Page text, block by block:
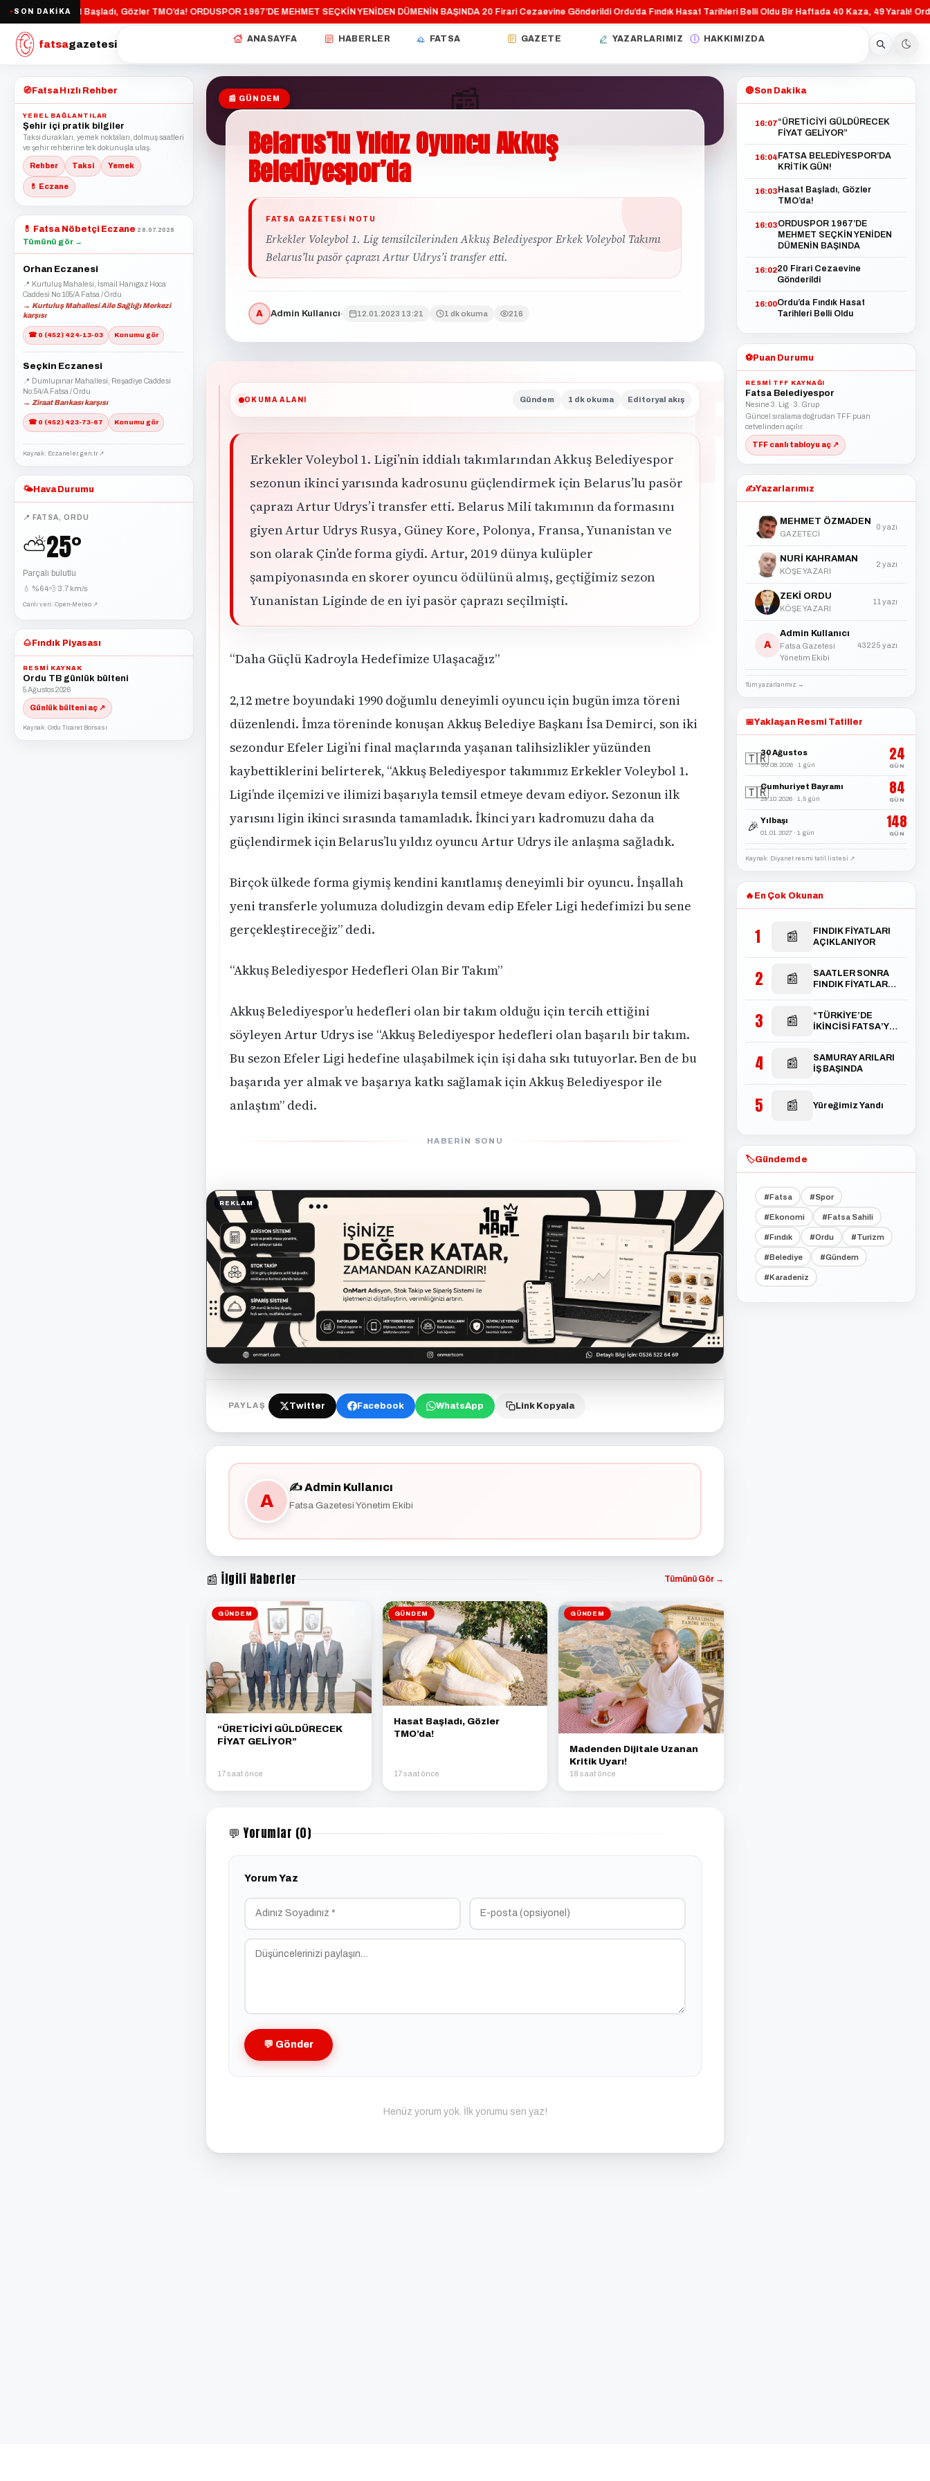
● SON DAKİKA
GÜN! ·Hasat Başladı, Gözler TMO’da!·ORDUSPOR 1967’DE MEHMET SEÇKİN YENİDEN DÜMENİN BAŞINDA·20 Firari Cezaevine Gönderildi·Ordu’da Fındık Hasat Tarihleri Belli Oldu·Bir Haftada 40 Kaza, 49 Yaralı!·
fatsagazetesi ANASAYFA HABERLER FATSA GAZETE YAZARLARIMIZ HAKKIMIZDA
🧭 Fatsa Hızlı Rehber
YEREL BAĞLANTILAR
Şehir içi pratik bilgiler
Taksi durakları, yemek noktaları, dolmuş saatleri
ve şehir rehberine tek dokunuşla ulaş.
Rehber Taksi Yemek
💊 Eczane
💊 Fatsa Nöbetçi Eczane 28.07.2026
Tümünü gör →
Orhan Eczanesi
📍 Kurtuluş Mahalesi, İsmail Hanigaz Hoca
Caddesi No:105/A Fatsa / Ordu
→ Kurtuluş Mahallesi Aile Sağlığı Merkezi
karşısı
☎ 0 (452) 424-13-03 Konumu gör
Seçkin Eczanesi
📍 Dumlupınar Mahallesi, Reşadiye Caddesi
No:54/A Fatsa / Ordu
→ Ziraat Bankası karşısı
☎ 0 (452) 423-73-67 Konumu gör
Kaynak: Eczaneler.gen.tr ↗
🌤️ Hava Durumu
📍 FATSA, ORDU
⛅25°
Parçalı bulutlu
💧 %64💨 3.7 km/s
Canlı veri: Open-Meteo ↗
🌰 Fındık Piyasası
RESMI KAYNAK
Ordu TB günlük bülteni
5 Ağustos 2026
Günlük bülteni aç ↗
Kaynak: Ordu Ticaret Borsası
📰
GÜNDEM
📰 GÜNDEM
Belarus’luYıldızOyuncuAkkuş
Belediyespor’da
FATSA GAZETESI NOTU
Erkekler Voleybol 1. Lig temsilcilerinden Akkuş Belediyespor Erkek Voleybol Takımı
Belarus’lu pasör çaprazı Artur Udrys’i transfer etti.
A Admin Kullanıcı 12.01.2023 13:21 1 dk okuma 216
OKUMA ALANI Gündem 1 dk okuma Editoryal akış
Erkekler Voleybol 1. Ligi’nin iddialı takımlarından Akkuş Belediyespor
sezonun ikinci yarısında kadrosunu güçlendirmek için Belarus’lu pasör
çaprazı Artur Udrys’i transfer etti. Belarus Mili takımının da formasını
giyen Artur Udrys Rusya, Güney Kore, Polonya, Fransa, Yunanistan ve
son olarak Çin’de forma giydi. Artur, 2019 dünya kulüpler
şampiyonasında en skorer oyuncu ödülünü almış, geçtiğimiz sezon
Yunanistan Liginde de en iyi pasör çaprazı seçilmişti.
“Daha Güçlü Kadroyla Hedefimize Ulaşacağız”
2,12 metre boyundaki 1990 doğumlu deneyimli oyuncu için bugün imza töreni
düzenlendi. İmza töreninde konuşan Akkuş Belediye Başkanı İsa Demirci, son iki
sezondur Efeler Ligi’ni final maçlarında yaşanan talihsizlikler yüzünden
kaybettiklerini belirterek, “Akkuş Belediyespor takımımız Erkekler Voleybol 1.
Ligi’nde ilçemizi ve ilimizi başarıyla temsil etmeye devam ediyor. Sezonun ilk
yarısını ligin ikinci sırasında tamamladık. İkinci yarı kadromuzu daha da
güçlendirmek için Belarus’lu yıldız oyuncu Artur Udrys ile anlaşma sağladık.
Birçok ülkede forma giymiş kendini kanıtlamış deneyimli bir oyuncu. İnşallah
yeni transferle yolumuza doludizgin devam edip Efeler Ligi hedefimizi bu sene
gerçekleştireceğiz” dedi.
“Akkuş Belediyespor Hedefleri Olan Bir Takım”
Akkuş Belediyespor’u hedefleri olan bir takım olduğu için tercih ettiğini
söyleyen Artur Udrys ise “Akkuş Belediyespor hedefleri olan başarılı bir takım.
Bu sezon Efeler Ligi hedefine ulaşabilmek için işi daha sıkı tutuyorlar. Ben de bu
başarıda yer almak ve başarıya katkı sağlamak için Akkuş Belediyespor ile
anlaştım” dedi.
HABERIN SONU
REKLAM
PAYLAŞ Twitter Facebook WhatsApp Link Kopyala
A
✍️ Admin Kullanıcı
Fatsa Gazetesi Yönetim Ekibi
📰 İlgili Haberler Tümünü Gör →
GÜNDEM
“ÜRETİCİYİ GÜLDÜRECEK
FİYAT GELİYOR”
17 saat önce
GÜNDEM
Hasat Başladı, Gözler
TMO’da!
17 saat önce
GÜNDEM
Madenden Dijitale Uzanan
Kritik Uyarı!
18 saat önce
💬 Yorumlar (0)
Yorum Yaz
💬 Gönder
Henüz yorum yok. İlk yorumu sen yaz!
🔴Son Dakika
16:07“ÜRETİCİYİ GÜLDÜRECEK
FİYAT GELİYOR”
16:04 FATSA BELEDİYESPOR’DA
KRİTİK GÜN!
16:03 Hasat Başladı, Gözler
TMO’da!
16:03ORDUSPOR 1967’DE
MEHMET SEÇKİN YENİDEN
DÜMENİN BAŞINDA
16:0220 Firari Cezaevine
Gönderildi
16:00Ordu’da Fındık Hasat
Tarihleri Belli Oldu
⚽ Puan Durumu
RESMI TFF KAYNAĞI
Fatsa Belediyespor
Nesine 3. Lig · 3. Grup
Güncel sıralama doğrudan TFF puan
cetvelinden açılır.
TFF canlı tabloyu aç ↗
✍️Yazarlarımız
MEHMET ÖZMADEN
GAZETECİ
0 yazı
NURİ KAHRAMAN
KÖŞE YAZARI
2 yazı
ZEKİ ORDU
KÖŞE YAZARI
11 yazı
A
Admin Kullanıcı
Fatsa Gazetesi
Yönetim Ekibi
43225 yazı
Tüm yazarlarımız →
📅Yaklaşan Resmi Tatiller
🇹🇷30 Ağustos
30.08.2026 · 1 gün
24
GÜN
🇹🇷Cumhuriyet Bayramı
29.10.2026 · 1,5 gün
84
GÜN
🎉 Yılbaşı
01.01.2027 · 1 gün
148
GÜN
Kaynak: Diyanet resmi tatil listesi ↗
🔥 En Çok Okunan
1 📰
FINDIK FİYATLARI
AÇIKLANIYOR
2 📰
SAATLER SONRA
FINDIK FİYATLARI
3 📰
“TÜRKİYE’DE
İKİNCİSİ FATSA’YA
4 📰
SAMURAY ARILARI
İŞ BAŞINDA
5 📰 Yüreğimiz Yandı
🏷️Gündemde
#Fatsa #Spor
#Ekonomi #Fatsa Sahili
#Fındık #Ordu #Turizm
#Belediye #Gündem
#Karadeniz